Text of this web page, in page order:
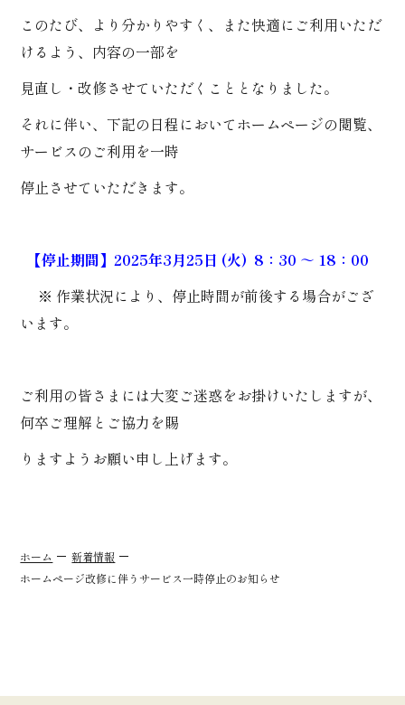
このたび、より分かりやすく、また快適にご利用いただ
けるよう、内容の一部を
見直し・改修させていただくこととなりました。
それに伴い、下記の日程においてホームページの閲覧、
サービスのご利用を一時
停止させていただきます。
【停止期間】2025年3月25日 (火) 8：30 ～ 18：00
※ 作業状況により、停止時間が前後する場合がござ
います。
ご利用の皆さまには大変ご迷惑をお掛けいたしますが、
何卒ご理解とご協力を賜
りますようお願い申し上げます。
ホーム
新着情報
ホームページ改修に伴うサービス一時停止のお知らせ